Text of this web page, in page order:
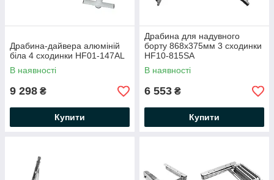
Драбина-дайвера алюміній
біла 4 сходинки HF01-147AL
В наявності
9 298 ₴
Купити
Драбина для надувного
борту 868х375мм 3 сходинки
HF10-815SA
В наявності
6 553 ₴
Купити